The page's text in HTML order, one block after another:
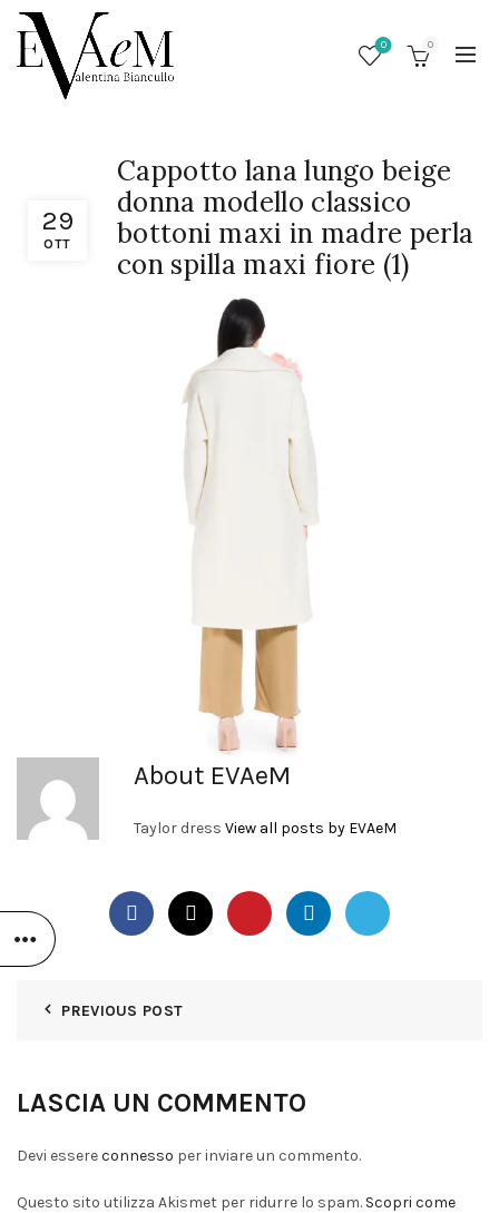
0 0
29
OTT
Cappotto lana lungo beige
donna modello classico
bottoni maxi in madre perla
con spilla maxi fiore (1)
About EVAeM
Taylor dress View all posts by EVAeM
PREVIOUS POST
LASCIA UN COMMENTO
Devi essereconnesso per inviare un commento.
Questo sito utilizza Akismet per ridurre lo spam. Scopri come